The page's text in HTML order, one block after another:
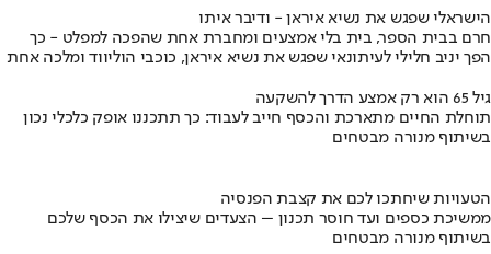
הישראלי שפגש את נשיא איראן - ודיבר איתו
חרם בבית הספר, בית בלי אמצעים ומחברת אחת שהפכה למפלט - כך
הפך יניב חלילי לעיתונאי שפגש את נשיא איראן, כוכבי הוליווד ומלכה אחת
גיל 65 הוא רק אמצע הדרך להשקעה
תוחלת החיים מתארכת והכסף חייב לעבוד: כך תתכננו אופק כלכלי נכון
בשיתוף מנורה מבטחים
הטעויות שיחתכו לכם את קצבת הפנסיה
ממשיכת כספים ועד חוסר תכנון – הצעדים שיצילו את הכסף שלכם
בשיתוף מנורה מבטחים